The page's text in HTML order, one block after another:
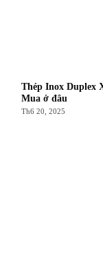
Thép Inox Duplex
Mua ở đâu
Th6 20, 2025